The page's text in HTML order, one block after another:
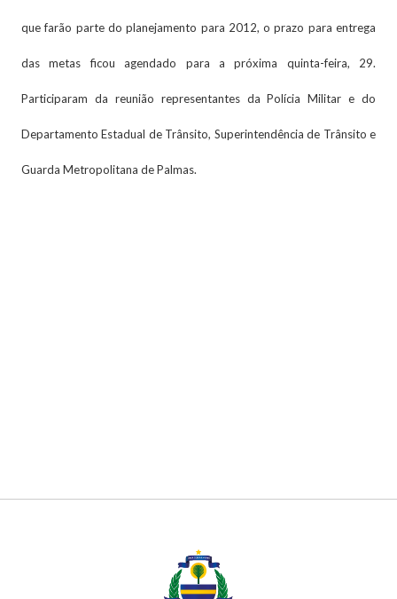
que farão parte do planejamento para 2012, o prazo para entrega
das metas ficou agendado para a próxima quinta-feira, 29.
Participaram da reunião representantes da Polícia Militar e do
Departamento Estadual de Trânsito, Superintendência de Trânsito e
Guarda Metropolitana de Palmas.